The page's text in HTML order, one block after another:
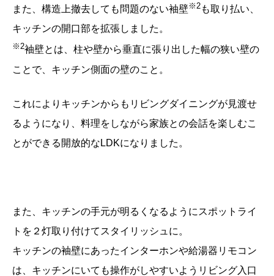
また、構造上撤去しても問題のない袖壁※ 2 も取り払い、
キッチンの開口部を拡張しました。
※2袖壁とは、柱や壁から垂直に張り出した幅の狭い壁の
ことで、キッチン側面の壁のこと。
これによりキッチンからもリビングダイニングが見渡せ
るようになり、料理をしながら家族との会話を楽しむこ
とができる開放的な LDKになりました。
また、キッチンの手元が明るくなるようにスポットライ
トを２灯取り付けてスタイリッシュに。
キッチンの袖壁にあったインターホンや給湯器リモコン
は、キッチンにいても操作がしやすいようリビング入口